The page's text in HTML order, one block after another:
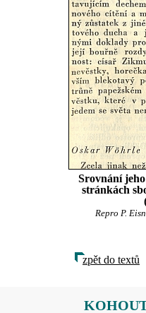
Srovnání jeho
stránkách
Repro P.
zpět do textů